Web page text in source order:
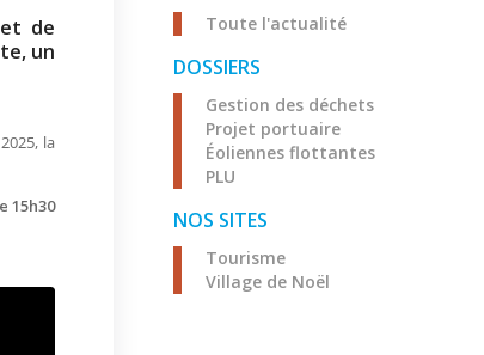
de
un
la
15h30
Toute l'actualité
DOSSIERS
Gestion des déchets
Projet portuaire
Éoliennes flottantes
PLU
NOS SITES
Tourisme
Village de Noël